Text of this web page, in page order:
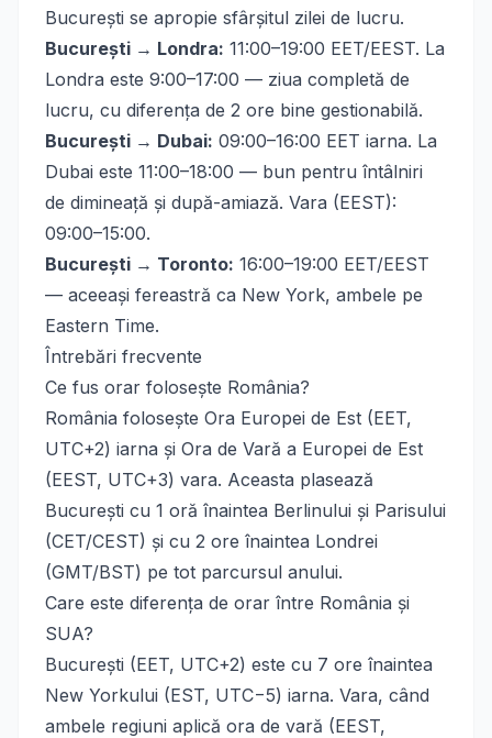
București se apropie sfârșitul zilei de lucru.
București → Londra: 11:00–19:00 EET/EEST. La
Londra este 9:00–17:00 — ziua completă de
lucru, cu diferența de 2 ore bine gestionabilă.
București → Dubai: 09:00–16:00 EET iarna. La
Dubai este 11:00–18:00 — bun pentru întâlniri
de dimineață și după-amiază. Vara (EEST):
09:00–15:00.
București → Toronto: 16:00–19:00 EET/EEST
— aceeași fereastră ca New York, ambele pe
Eastern Time.
Întrebări frecvente
Ce fus orar folosește România?
România folosește Ora Europei de Est (EET,
UTC+2) iarna și Ora de Vară a Europei de Est
(EEST, UTC+3) vara. Aceasta plasează
București cu 1 oră înaintea Berlinului și Parisului
(CET/CEST) și cu 2 ore înaintea Londrei
(GMT/BST) pe tot parcursul anului.
Care este diferența de orar între România și
SUA?
București (EET, UTC+2) este cu 7 ore înaintea
New Yorkului (EST, UTC−5) iarna. Vara, când
ambele regiuni aplică ora de vară (EEST,